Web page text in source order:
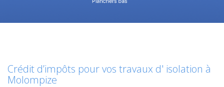
Crédit d’impôts pour vos travaux d' isolation à
Molompize